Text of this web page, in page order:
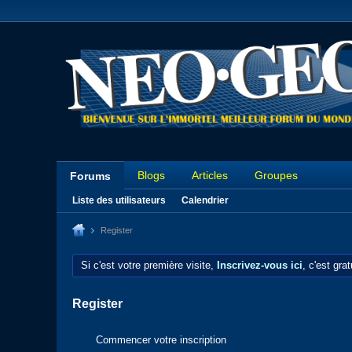
Forums Blogs Articles Groupes
Liste des utilisateurs Calendrier
Register
Si c'est votre première visite, Inscrivez-vous ici, c'est
Register
Commencer votre inscription